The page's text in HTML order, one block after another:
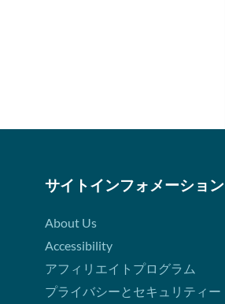
サイトインフォメーション
About Us
Accessibility
アフィリエイトプログラム
プライバシーとセキュリティー